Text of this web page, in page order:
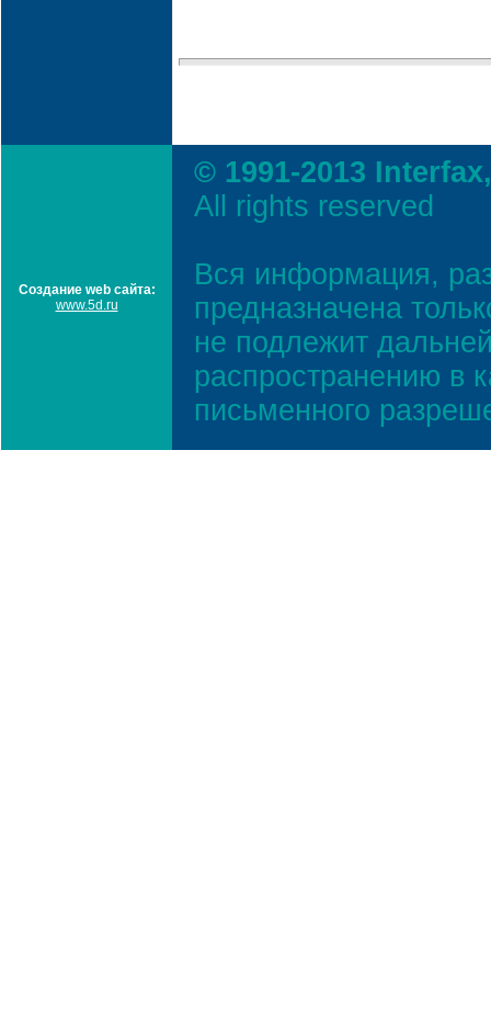
Создание web сайта:
www.5d.ru
© 1991-2013
All rights reserved
Вся информация,
предназначена
не подлежит
распространению в
письменного